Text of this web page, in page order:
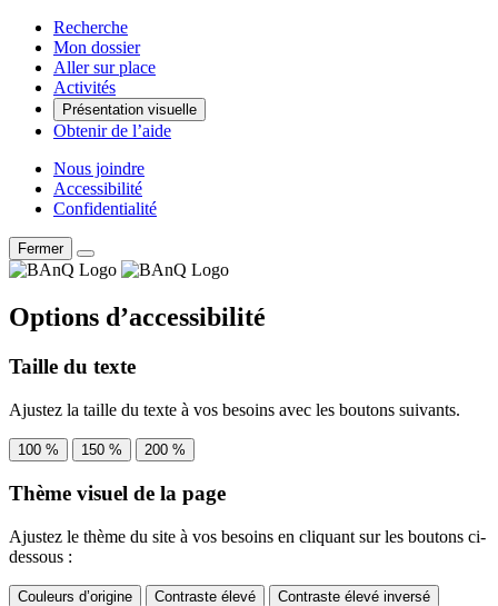
Recherche
Mon dossier
Aller sur place
Activités
Présentation visuelle
Obtenir de l’aide
Nous joindre
Accessibilité
Confidentialité
Fermer
Options d’accessibilité
Taille du texte
Ajustez la taille du texte à vos besoins avec les boutons suivants.
100 % 150 % 200 %
Thème visuel de la page
Ajustez le thème du site à vos besoins en cliquant sur les boutons ci-
dessous :
Couleurs d’origine Contraste élevé Contraste élevé inversé